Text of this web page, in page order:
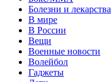
Болезни и лекарства
В мире
В России
Вещи
Военные новости
Волейбол
Гаджеты